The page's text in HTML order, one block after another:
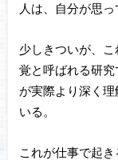
人は、自分が思
少しきついが、
覚と呼ばれる研
が実際より深く
いる。
これが仕事で起き